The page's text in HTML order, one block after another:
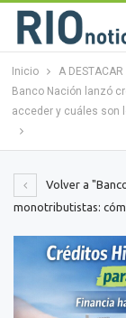
Inicio
A DESTACAR
Banco Nación lanzó
acceder y cuáles son
Volver a
monotributistas: